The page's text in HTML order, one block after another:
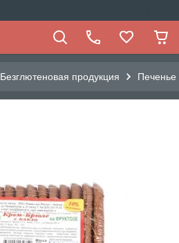
Безглютеновая продукция Печенье